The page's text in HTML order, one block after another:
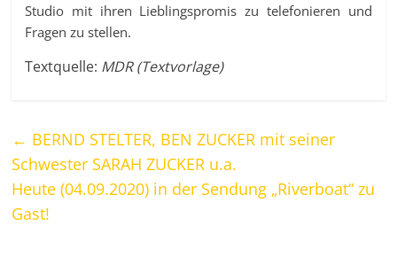
Studio mit ihren Lieblingspromis zu telefonieren und
Fragen zu stellen.
Textquelle: MDR (Textvorlage)
← BERND STELTER, BEN ZUCKER mit seiner
Schwester SARAH ZUCKER u.a.
Heute (04.09.2020) in der Sendung „Riverboat“ zu
Gast!